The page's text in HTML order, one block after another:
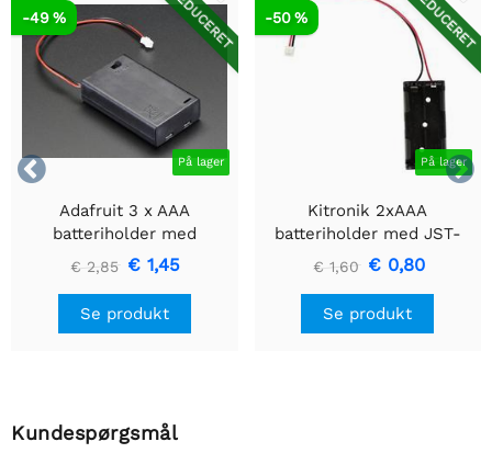


REDUCERET
På lager
-49 %
Adafruit 3 x AAA
batteriholder med
tænd/sluk-knap og 2-pin
€ 2,85 € 1,45
Se produkt
REDUCERET
På lager
-50 %
Kitronik 2xAAA
batteriholder med JST-
stik
€ 1,60 € 0,80
Se produkt
Kundespørgsmål